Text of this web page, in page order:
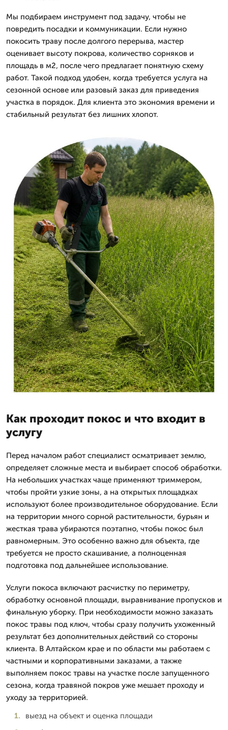
Мы подбираем инструмент под задачу, чтобы не
повредить посадки и коммуникации. Если нужно
покосить траву после долгого перерыва, мастер
оценивает высоту покрова, количество сорняков и
площадь в м2, после чего предлагает понятную схему
работ. Такой подход удобен, когда требуется услуга на
сезонной основе или разовый заказ для приведения
участка в порядок. Для клиента это экономия времени и
стабильный результат без лишних хлопот.
Как проходит покос и что входит в
услугу
Перед началом работ специалист осматривает землю,
определяет сложные места и выбирает способ обработки.
На небольших участках чаще применяют триммером,
чтобы пройти узкие зоны, а на открытых площадках
используют более производительное оборудование. Если
на территории много сорной растительности, бурьян и
жесткая трава убираются поэтапно, чтобы покос был
равномерным. Это особенно важно для объекта, где
требуется не просто скашивание, а полноценная
подготовка под дальнейшее использование.
Услуги покоса включают расчистку по периметру,
обработку основной площади, выравнивание пропусков и
финальную уборку. При необходимости можно заказать
покос травы под ключ, чтобы сразу получить ухоженный
результат без дополнительных действий со стороны
клиента. В Алтайском крае и по области мы работаем с
частными и корпоративными заказами, а также
выполняем покос травы на участке после запущенного
сезона, когда травяной покров уже мешает проходу и
уходу за территорией.
выезд на объект и оценка площади